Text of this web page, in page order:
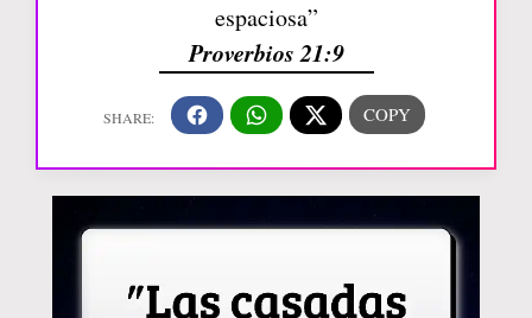
espaciosa”
Proverbios 21:9